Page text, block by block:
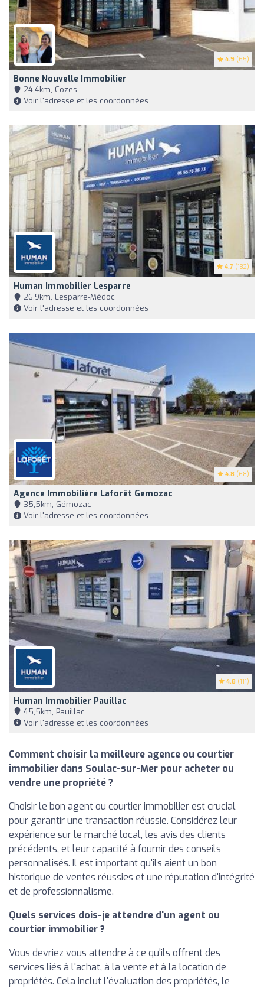
4.9 (65)
Bonne Nouvelle Immobilier
24,4km, Cozes
Voir l'adresse et les coordonnées
4.7 (132)
Human Immobilier Lesparre
26,9km, Lesparre-Médoc
Voir l'adresse et les coordonnées
4.8 (68)
Agence Immobilière Laforêt Gemozac
35,5km, Gémozac
Voir l'adresse et les coordonnées
4.8 (111)
Human Immobilier Pauillac
45,5km, Pauillac
Voir l'adresse et les coordonnées
Comment choisir la meilleure agence ou courtier
immobilier dans Soulac-sur-Mer pour acheter ou
vendre une propriété ?
Choisir le bon agent ou courtier immobilier est crucial
pour garantir une transaction réussie. Considérez leur
expérience sur le marché local, les avis des clients
précédents, et leur capacité à fournir des conseils
personnalisés. Il est important qu'ils aient un bon
historique de ventes réussies et une réputation d'intégrité
et de professionnalisme.
Quels services dois-je attendre d'un agent ou
courtier immobilier ?
Vous devriez vous attendre à ce qu'ils offrent des
services liés à l'achat, à la vente et à la location de
propriétés. Cela inclut l'évaluation des propriétés, le